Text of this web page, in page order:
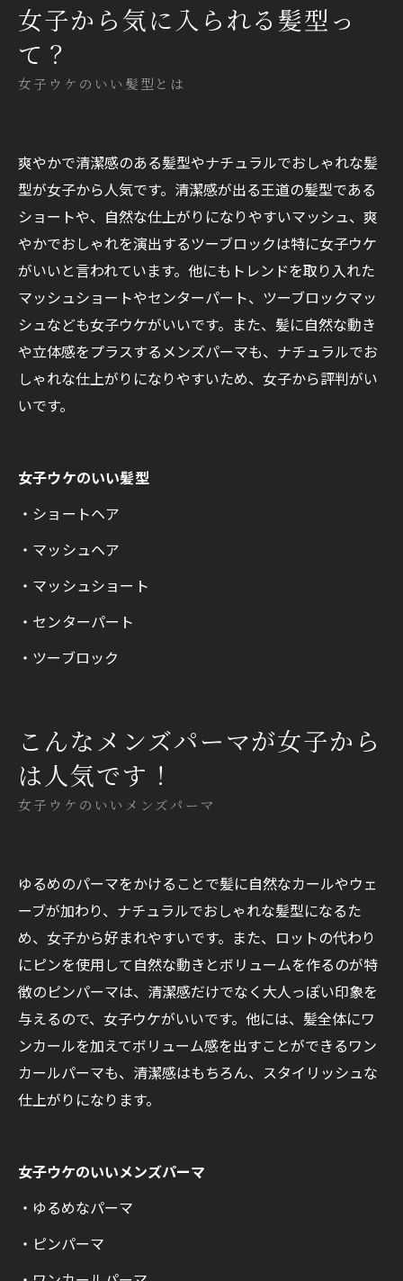
女子ウケのいい髪型とは
女子から気に入られる髪型っ
て？
爽やかで清潔感のある髪型やナチュラルでおしゃれな髪
型が女子から人気です。清潔感が出る王道の髪型である
ショートや、自然な仕上がりになりやすいマッシュ、爽
やかでおしゃれを演出するツーブロックは特に女子ウケ
がいいと言われています。他にもトレンドを取り入れた
マッシュショートやセンターパート、ツーブロックマッ
シュなども女子ウケがいいです。また、髪に自然な動き
や立体感をプラスするメンズパーマも、ナチュラルでお
しゃれな仕上がりになりやすいため、女子から評判がい
いです。
女子ウケのいい髪型
・ショートヘア
・マッシュヘア
・マッシュショート
・センターパート
・ツーブロック
女子ウケのいいメンズパーマ
こんなメンズパーマが女子から
は人気です！
ゆるめのパーマをかけることで髪に自然なカールやウェ
ーブが加わり、ナチュラルでおしゃれな髪型になるた
め、女子から好まれやすいです。また、ロットの代わり
にピンを使用して自然な動きとボリュームを作るのが特
徴のピンパーマは、清潔感だけでなく大人っぽい印象を
与えるので、女子ウケがいいです。他には、髪全体にワ
ンカールを加えてボリューム感を出すことができるワン
カールパーマも、清潔感はもちろん、スタイリッシュな
仕上がりになります。
女子ウケのいいメンズパーマ
・ゆるめなパーマ
・ピンパーマ